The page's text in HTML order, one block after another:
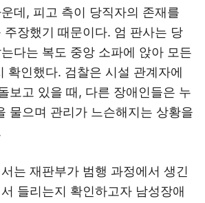
데, 피고 측이 당직자의 존재를
주장했기 때문이다. 엄 판사는 당
다는 복도 중앙 소파에 앉아 모든
확인했다. 검찰은 시설 관계자에
보고 있을 때, 다른 장애인들은 누
물으며 관리가 느슨해지는 상황을
는 재판부가 범행 과정에서 생긴
들리는지 확인하고자 남성장애